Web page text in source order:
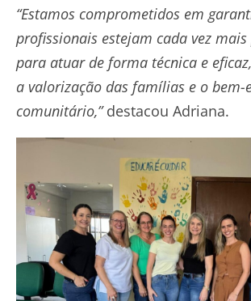
“Estamos comprometidos em
profissionais estejam cada vez
para atuar de forma técnica e
a valorização das famílias e o bem-
comunitário,”destacou Adriana.